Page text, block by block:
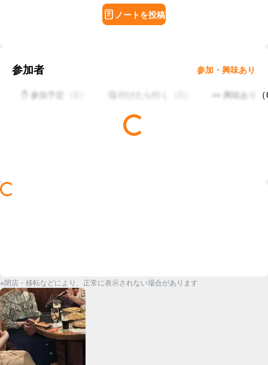
ノートを投稿
参加者 参加・興味あり
✋ 参加予定 🤔 行けたら行く 👀 興味あり （
※閉店・移転などにより、正常に表示されない場合があります